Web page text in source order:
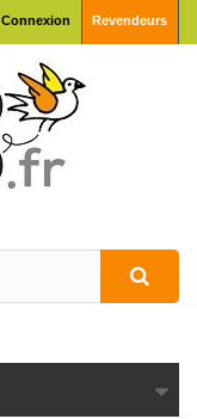
Connexion Revendeurs